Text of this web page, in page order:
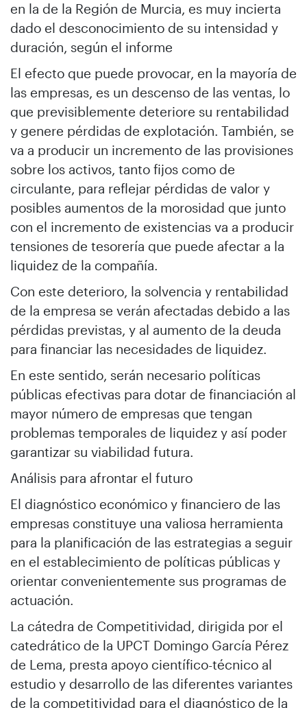
en la de la Región de Murcia, es muy incierta
dado el desconocimiento de su intensidad y
duración, según el informe
El efecto que puede provocar, en la mayoría de
las empresas, es un descenso de las ventas, lo
que previsiblemente deteriore su rentabilidad
y genere pérdidas de explotación. También, se
va a producir un incremento de las provisiones
sobre los activos, tanto fijos como de
circulante, para reflejar pérdidas de valor y
posibles aumentos de la morosidad que junto
con el incremento de existencias va a producir
tensiones de tesorería que puede afectar a la
liquidez de la compañía.
Con este deterioro, la solvencia y rentabilidad
de la empresa se verán afectadas debido a las
pérdidas previstas, y al aumento de la deuda
para financiar las necesidades de liquidez.
En este sentido, serán necesario políticas
públicas efectivas para dotar de financiación al
mayor número de empresas que tengan
problemas temporales de liquidez y así poder
garantizar su viabilidad futura.
Análisis para afrontar el futuro
El diagnóstico económico y financiero de las
empresas constituye una valiosa herramienta
para la planificación de las estrategias a seguir
en el establecimiento de políticas públicas y
orientar convenientemente sus programas de
actuación.
La cátedra de Competitividad, dirigida por el
catedrático de la UPCT Domingo García Pérez
de Lema, presta apoyo científico-técnico al
estudio y desarrollo de las diferentes variantes
de la competitividad para el diagnóstico de la